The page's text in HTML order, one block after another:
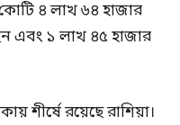
৪ লাখ ৬৪ হাজার
এবং ১ লাখ ৪৫ হাজার
শীর্ষে রয়েছে রাশিয়া।